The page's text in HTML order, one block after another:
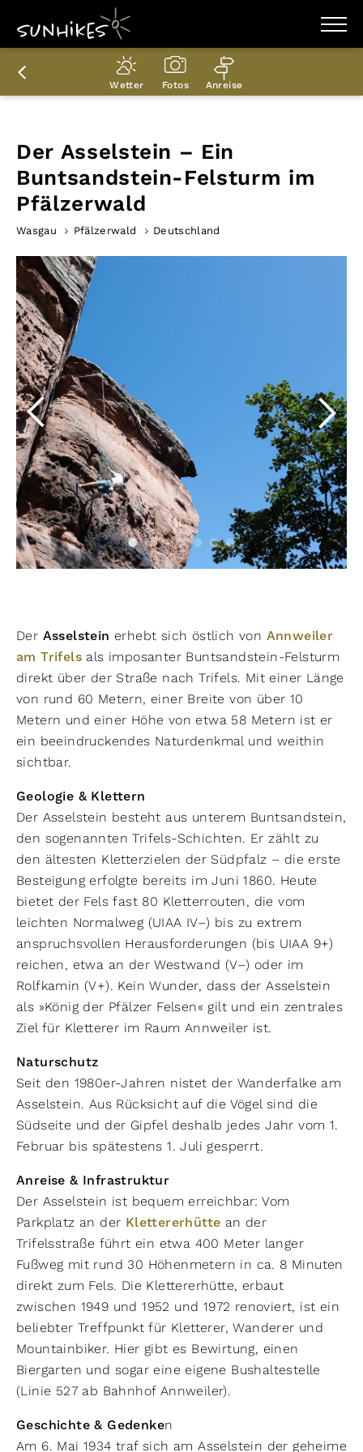
WANDERZIELE
WANDERUNGEN
ENTDECKEN
PLANER
Wetter Fotos Anreise
Der Asselstein – Ein
Buntsandstein-Felsturm im
Pfälzerwald
Wasgau Pfälzerwald Deutschland
Der Asselstein erhebt sich östlich von Annweiler
am Trifels als imposanter Buntsandstein-Felsturm
direkt über der Straße nach Trifels. Mit einer Länge
von rund 60 Metern, einer Breite von über 10
Metern und einer Höhe von etwa 58 Metern ist er
ein beeindruckendes Naturdenkmal und weithin
sichtbar.
Geologie & Klettern
Der Asselstein besteht aus unterem Buntsandstein,
den sogenannten Trifels-Schichten. Er zählt zu
den ältesten Kletterzielen der Südpfalz – die erste
Besteigung erfolgte bereits im Juni 1860. Heute
bietet der Fels fast 80 Kletterrouten, die vom
leichten Normalweg (UIAA IV–) bis zu extrem
anspruchsvollen Herausforderungen (bis UIAA 9+)
reichen, etwa an der Westwand (V–) oder im
Rolfkamin (V+). Kein Wunder, dass der Asselstein
als »König der Pfälzer Felsen« gilt und ein zentrales
Ziel für Kletterer im Raum Annweiler ist.
Naturschutz
Seit den 1980er-Jahren nistet der Wanderfalke am
Asselstein. Aus Rücksicht auf die Vögel sind die
Südseite und der Gipfel deshalb jedes Jahr vom 1.
Februar bis spätestens 1. Juli gesperrt.
Anreise & Infrastruktur
Der Asselstein ist bequem erreichbar: Vom
Parkplatz an der Klettererhütte an der
Trifelsstraße führt ein etwa 400 Meter langer
Fußweg mit rund 30 Höhenmetern in ca. 8 Minuten
direkt zum Fels. Die Klettererhütte, erbaut
zwischen 1949 und 1952 und 1972 renoviert, ist ein
beliebter Treffpunkt für Kletterer, Wanderer und
Mountainbiker. Hier gibt es Bewirtung, einen
Biergarten und sogar eine eigene Bushaltestelle
(Linie 527 ab Bahnhof Annweiler).
Geschichte & Gedenken
Am 6. Mai 1934 traf sich am Asselstein der geheime